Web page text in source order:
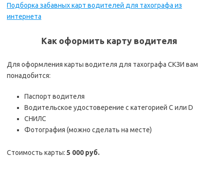
Подборка забавных карт водителей для тахографа из
интернета
Как оформить карту водителя
Для оформления карты водителя для тахографа СКЗИ вам
понадобится:
Паспорт водителя
Водительское удостоверение с категорией C или D
СНИЛС
Фотография (можно сделать на месте)
Стоимость карты: 5 000 руб.